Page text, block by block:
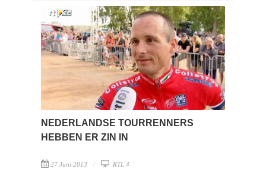
NEDERLANDSE TOURRENNERS
HEBBEN ER ZIN IN
27 Juni 2013 RTL 4